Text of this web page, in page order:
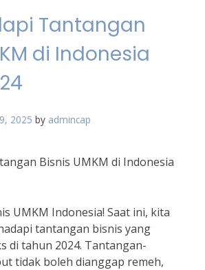
Tantangan
di Indonesia
2025 by admincap
Bisnis UMKM di Indonesia
UMKM Indonesia! Saat ini, kita
tantangan bisnis yang
di tahun 2024. Tantangan-
tidak boleh dianggap remeh,